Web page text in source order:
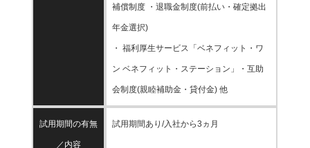
補償制度 ・退職金制度(前払い・確定拠出
年金選択)
・ 福利厚生サービス「ベネフィット・ワ
ン ベネフィット・ステーション」・互助
会制度(親睦補助金・貸付金) 他
試用期間の有無
／内容
試用期間あり/入社から3ヵ月